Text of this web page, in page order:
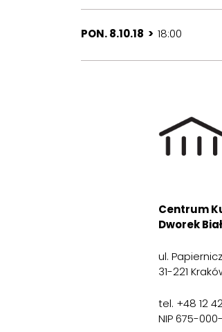
PON. 8.10.18 > 18:00
Centrum
Dworek
ul.
31-221
tel. +48 12
NIP 675-